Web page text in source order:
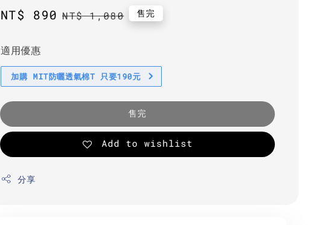
Sale
NT$ 890 Regular
NT$ 1,080 售完
適用優惠
加購 MIT防曬透氣棉T 只要190元
售完
Add to wishlist
分享